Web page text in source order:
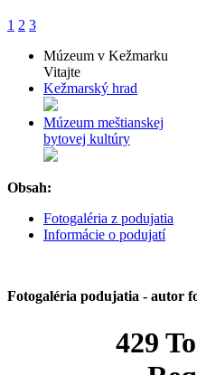
1 2 3
Múzeum v Kežmarku
Vitajte
Kežmarský hrad
Múzeum meštianskej
bytovej kultúry
Obsah:
Fotogaléria z podujatia
Informácie o podujatí
Fotogaléria podujatia - autor